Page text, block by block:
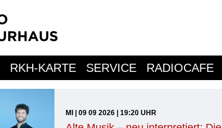
RKH-KARTE SERVICE RADIOCAFE
MI | 09 09 2026 | 19:20 UHR